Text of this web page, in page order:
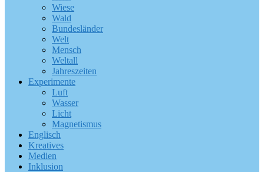
Wiese
Wald
Bundesländer
Welt
Mensch
Weltall
Jahreszeiten
Experimente
Luft
Wasser
Licht
Magnetismus
Englisch
Kreatives
Medien
Inklusion